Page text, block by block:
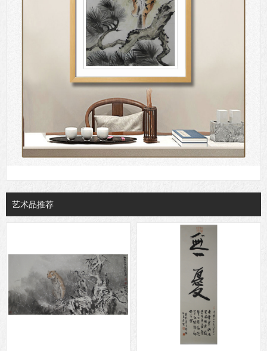
艺术品推荐